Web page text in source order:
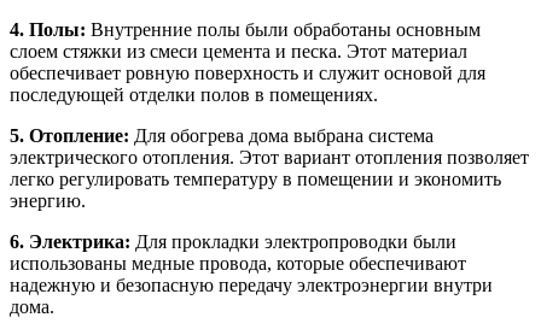
4. Полы: Внутренние полы были обработаны основным
слоем стяжки из смеси цемента и песка. Этот материал
обеспечивает ровную поверхность и служит основой для
последующей отделки полов в помещениях.
5. Отопление: Для обогрева дома выбрана система
электрического отопления. Этот вариант отопления позволяет
легко регулировать температуру в помещении и экономить
энергию.
6. Электрика: Для прокладки электропроводки были
использованы медные провода, которые обеспечивают
надежную и безопасную передачу электроэнергии внутри
дома.